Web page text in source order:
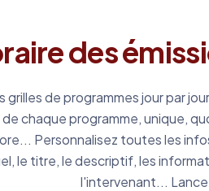
des
grilles de programmes jour par
chaque programme, unique,
Personnalisez toutes les
le titre, le descriptif, les
l'intervenant...